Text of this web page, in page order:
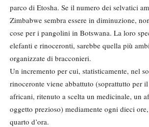
parco di Etosha. Se il numero dei selvatici
Zimbabwe sembra essere in diminuzione,
cose per i pangolini in Botswana. La loro
elefanti e rinoceronti, sarebbe quella più
organizzate di bracconieri.
Un incremento per cui, statisticamente, nel
rinoceronte viene abbattuto (soprattutto per
africani, ritenuto a scelta un medicinale, un
oggetto prezioso) mediamente ogni dieci
quarto d’ora.